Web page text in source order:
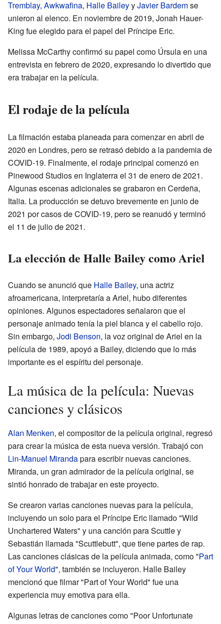
Tremblay, Awkwafina, Halle BaileyyJavier Bardemse
unieron al elenco. En noviembre de 2019, Jonah Hauer-
King fue elegido para el papel del Príncipe Eric.
Melissa McCarthy confirmó su papel como Úrsula en una
entrevista en febrero de 2020, expresando lo divertido que
era trabajar en la película.
El rodaje de la película
La filmación estaba planeada para comenzar en abril de
2020 en Londres, pero se retrasó debido a la pandemia de
COVID-19. Finalmente, el rodaje principal comenzó en
Pinewood Studios en Inglaterra el 31 de enero de 2021.
Algunas escenas adicionales se grabaron en Cerdeña,
Italia. La producción se detuvo brevemente en junio de
2021 por casos de COVID-19, pero se reanudó y terminó
el 11 de julio de 2021.
La elección de Halle Bailey como Ariel
Cuando se anunció que Halle Bailey, una actriz
afroamericana, interpretaría a Ariel, hubo diferentes
opiniones. Algunos espectadores señalaron que el
personaje animado tenía la piel blanca y el cabello rojo.
Sin embargo, Jodi Benson, la voz original de Ariel en la
película de 1989, apoyó a Bailey, diciendo que lo más
importante es el espíritu del personaje.
La música de la película: Nuevas
canciones y clásicos
Alan Menken, el compositor de la película original, regresó
para crear la música de esta nueva versión. Trabajó con
Lin-Manuel Mirandapara escribir nuevas canciones.
Miranda, un gran admirador de la película original, se
sintió honrado de trabajar en este proyecto.
Se crearon varias canciones nuevas para la película,
incluyendo un solo para el Príncipe Eric llamado "Wild
Unchartered Waters" y una canción para Scuttle y
Sebastián llamada "Scuttlebutt", que tiene partes de rap.
Las canciones clásicas de la película animada, como "Part
of Your World", también se incluyeron. Halle Bailey
mencionó que filmar "Part of Your World" fue una
experiencia muy emotiva para ella.
Algunas letras de canciones como "Poor Unfortunate